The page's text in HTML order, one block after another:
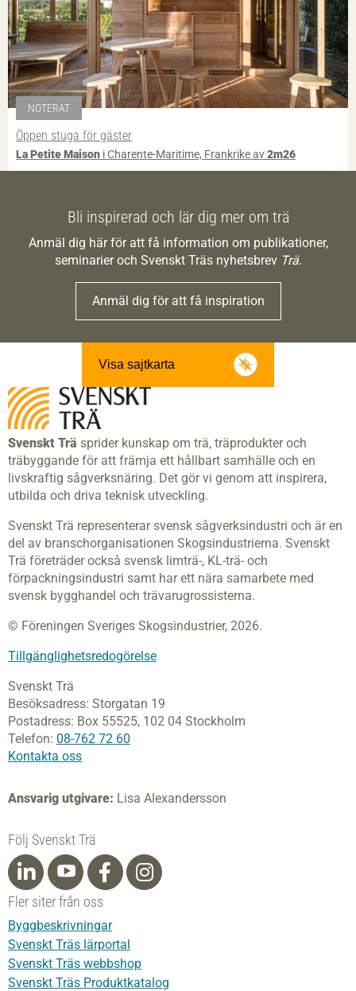
NOTERAT
Öppen stuga för gäster
La Petite Maison i Charente-Maritime, Frankrike av2m26
Bli inspirerad och lär dig mer om trä
Anmäl dig här för att få information om publikationer,
seminarier och Svenskt Träs nyhetsbrev Trä.
Anmäl dig för att få inspiration
Visa sajtkarta
Svenskt Trä sprider kunskap om trä, träprodukter och
träbyggande för att främja ett hållbart samhälle och en
livskraftig sågverksnäring. Det gör vi genom att inspirera,
utbilda och driva teknisk utveckling.
Svenskt Trä representerar svensk sågverksindustri och är en
del av branschorganisationen Skogsindustrierna. Svenskt
Trä företräder också svensk limträ-, KL-trä- och
förpackningsindustri samt har ett nära samarbete med
svensk bygghandel och trävarugrossisterna.
© Föreningen Sveriges Skogsindustrier, 2026.
Tillgänglighetsredogörelse
Svenskt Trä
Besöksadress: Storgatan 19
Postadress: Box 55525, 102 04 Stockholm
Telefon: 08-762 72 60
Kontakta oss
Ansvarig utgivare: Lisa Alexandersson
Följ Svenskt Trä
Fler siter från oss
Byggbeskrivningar
Svenskt Träs lärportal
Svenskt Träs webbshop
Svenskt Träs Produktkatalog